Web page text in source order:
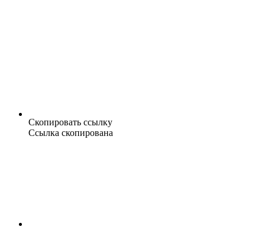
Скопировать ссылку
Ссылка скопирована